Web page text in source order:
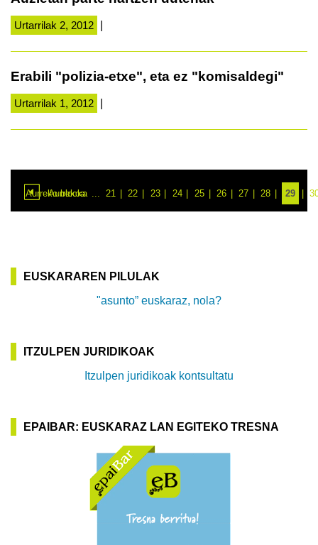
Urtarrilak 2, 2012
Erabili "polizia-etxe", eta ez "komisaldegi"
Urtarrilak 1, 2012
Aurreko blocka
Aurrekoa ... 21 22 23 24 25 26 27 28 29
EUSKARAREN PILULAK
"asunto” euskaraz, nola?
ITZULPEN JURIDIKOAK
Itzulpen juridikoak kontsultatu
EPAIBAR: EUSKARAZ LAN EGITEKO TRESNA